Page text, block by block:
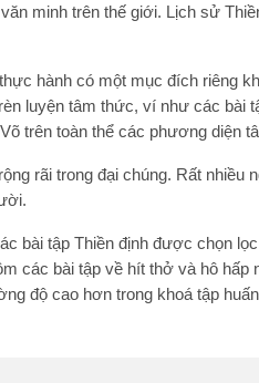
minh trên thế giới. Lịch sử
hành có một mục đích riêng
luyện tâm thức, ví như các bài
trên toàn thể các phương diện
rãi trong đại chúng. Rất nhiều
bài tập Thiền định được chọn
các bài tập về hít thở và hô
độ cao hơn trong khoá tập